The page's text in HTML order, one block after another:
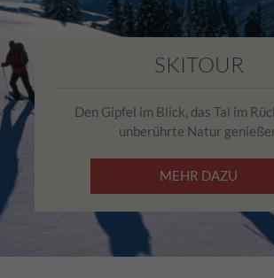
SKITOUR
Den Gipfel im Blick, das Tal im
unberührte Natur
MEHR DAZU